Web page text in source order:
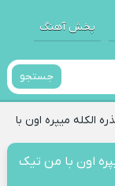
پخش آهنگ
جستجو
الکله میپره اون با
اون با من تیک